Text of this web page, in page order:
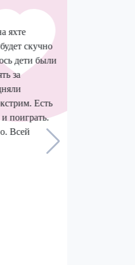
яхте
скучно
дети были
за
Есть
и поиграть.
Всей